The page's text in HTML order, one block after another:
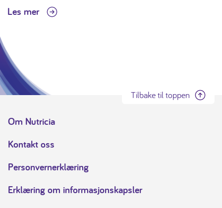
Les mer
Tilbake til toppen
Om Nutricia
Kontakt oss
Personvernerklæring
Erklæring om informasjonskapsler